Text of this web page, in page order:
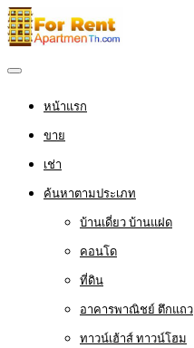
หน้าแรก
ขาย
เช่า
ค้นหาตามประเภท
บ้านเดี่ยว บ้านแฝด
คอนโด
ที่ดิน
อาคารพาณิชย์ ตึกแถว
ทาวน์เฮ้าส์ ทาวน์โฮม